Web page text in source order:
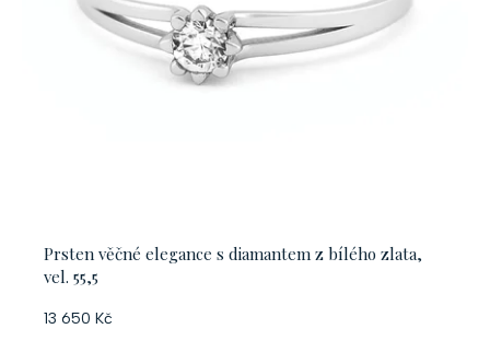
Prsten věčné elegance s diamantem z bílého zlata,
vel. 55,5
13 650 Kč